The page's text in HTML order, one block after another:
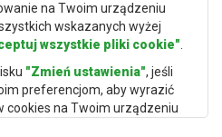
na Twoim urządzeniu
wskazanych wyżej
wszystkie pliki cookie"
"Zmień ustawienia", jeśli
preferencjom, aby wyrazić
cookies na Twoim urządzeniu
Katowice
Rzeszów
Częstochowa